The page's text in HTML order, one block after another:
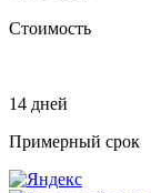
Стоимость
14 дней
Примерный срок